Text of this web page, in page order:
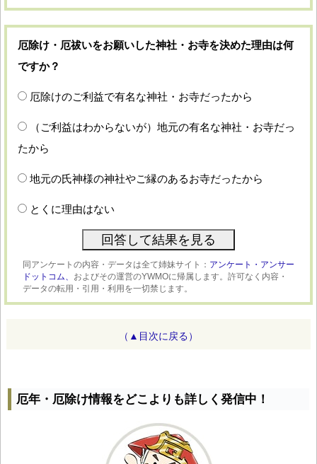
厄除け・厄祓いをお願いした神社・お寺を決めた理由は何
ですか？
厄除けのご利益で有名な神社・お寺だったから
（ご利益はわからないが）地元の有名な神社・お寺だっ
たから
地元の氏神様の神社やご縁のあるお寺だったから
とくに理由はない
同アンケートの内容・データは全て姉妹サイト： アンケート・アンサー
ドットコム、 およびその運営のYWMOに帰属します。許可なく内容・
データの転用・引用・利用を一切禁じます。
（▲目次に戻る）
厄年・厄除け情報をどこよりも詳しく発信中！